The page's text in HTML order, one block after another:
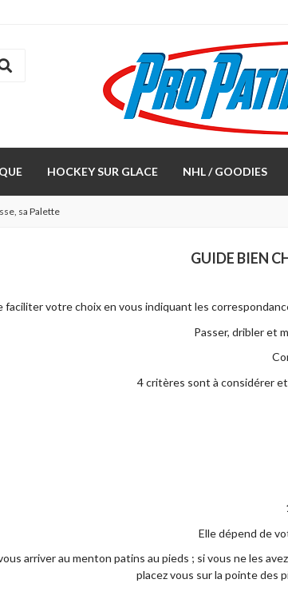
HOCKEY SUR GLACE NHL / GOODIES
sa Palette
GUIDE BIEN
faciliter votre choix en vous indiquant les
Passer, dribler et
4 critères sont à considérer
Elle dépend de
arriver au menton patins au pieds ; si vous ne les
placez vous sur la pointe des